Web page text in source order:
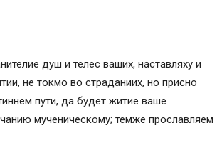
страстотерпцам
страстотерпцев
в социальных сетях:
душ и телес ваших, наставляху и
не токмо во страданиих, но присно
пути, да будет житие ваше
мученическому; темже прославляем